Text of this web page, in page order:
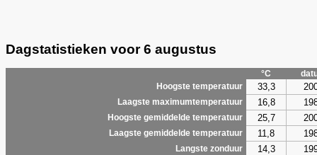
Dagstatistieken voor 6 augustus
°C
Hoogste temperatuur
33,3
Laagste maximumtemperatuur 16,8
Hoogste gemiddelde temperatuur 25,7
Laagste gemiddelde temperatuur 11,8
Langste zonduur 14,3